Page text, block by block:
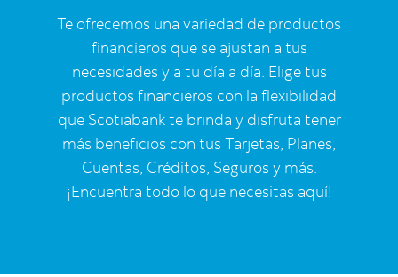
Te ofrecemos una variedad de productos
financieros que se ajustan a tus
necesidades y a tu día a día. Elige tus
productos financieros con la flexibilidad
que Scotiabank te brinda y disfruta tener
más beneficios con tus Tarjetas, Planes,
Cuentas, Créditos, Seguros y más.
¡Encuentra todo lo que necesitas aquí!